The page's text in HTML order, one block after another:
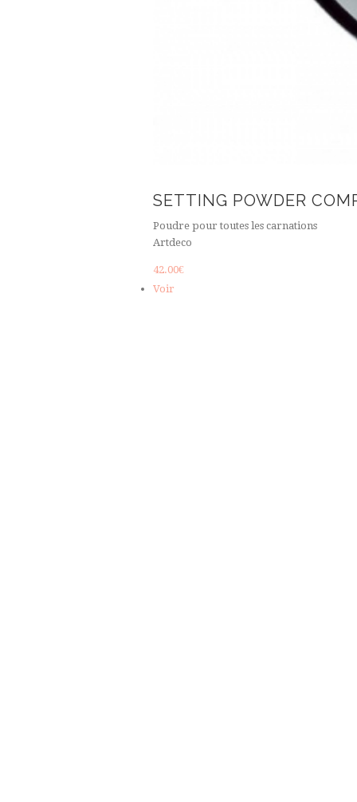
SETTING POWDER
Poudre pour toutes les carnations
Artdeco
42.00€
Voir